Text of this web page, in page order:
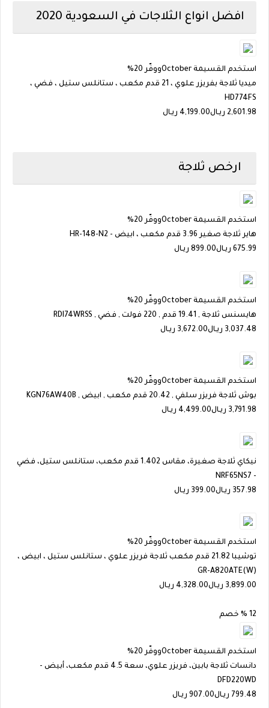
افضل انواع الثلاجات في السعودية 2020
استخدم القسيمة Octoberووفّر 20%
ميديا ثلاجة بفريزر علوي ، 21 قدم مكعب ، ستانلس ستيل ، فضي ،
HD774FS
2,601.98 ريـال4,199.00 ريـال
ارخص ثلاجة
استخدم القسيمة Octoberووفّر 20%
هاير ثلاجة صغير 3.96 قدم مكعب ، ابيض - HR-148-N2
675.99 ريـال899.00 ريـال
استخدم القسيمة Octoberووفّر 20%
هايسنس ثلاجة , 19.41 قدم , 220 فولت , فضي , RDI74WRSS
3,037.48 ريـال3,672.00 ريـال
استخدم القسيمة Octoberووفّر 20%
بوش ثلاجة فريزر سلفي , 20.42 قدم مكعب , ابيض , KGN76AW40B
3,791.98 ريـال4,499.00 ريـال
نيكاي ثلاجة صغيرة، مقاس 1.402 قدم مكعب، ستانلس ستيل، فضي
- NRF65NS7
357.98 ريـال399.00 ريـال
استخدم القسيمة Octoberووفّر 20%
توشيبا 21.82 قدم مكعب ثلاجة فريزر علوي ، ستانلس ستيل ، ابيض ،
GR-A820ATE(W)
3,899.00 ريـال4,328.00 ريـال
12 % خصم
استخدم القسيمة Octoberووفّر 20%
دانسات ثلاجة بابين، فريزر علوي، سعة 4.5 قدم مكعب، أبيض -
DFD220WD
799.48 ريـال907.00 ريـال